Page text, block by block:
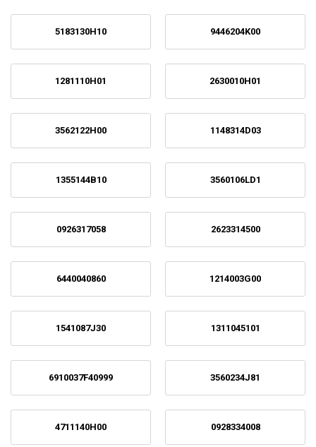
5183130H10 9446204K00
1281110H01 2630010H01
3562122H00 1148314D03
1355144B10 3560106LD1
0926317058 2623314500
6440040860 1214003G00
1541087J30 1311045101
6910037F40999 3560234J81
4711140H00 0928334008